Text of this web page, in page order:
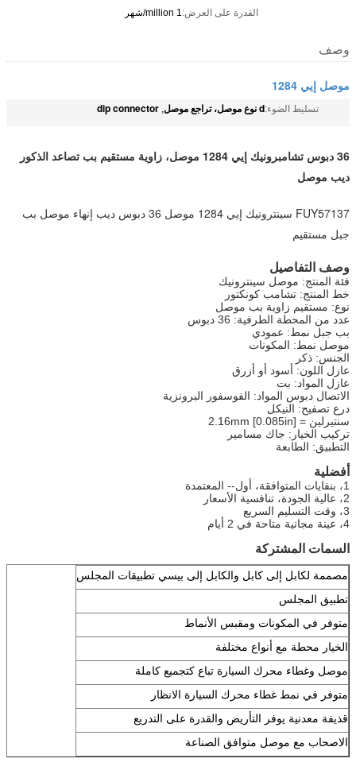
القدرة على العرض:1 million/شهر
وصف
موصل إيي 1284
تسليط الضوء:d نوع موصل، تراجع موصل ,
dip connector
36 دبوس تشامبرونيك إيي 1284 موصل، زاوية مستقيم بب تصاعد الذكور
ديب موصل
FUY57137 سينترونيك إيي 1284 موصل 36 دبوس ديب إنهاء موصل بب
جبل مستقيم
وصف التفاصيل
فئة المنتج: موصل سينترونيك
خط المنتج: تشامب كونكتور
نوع: مستقيم زاوية بب موصل
عدد من المحطة الطرفية: 36 دبوس
بب جبل نمط: عمودي
موصل نمط: المكونات
الجنس: ذكر
عازل اللون: أسود أو أزرق
عازل المواد: بت
الاتصال دبوس المواد: الفوسفور البرونزية
درع تصفيح: النيكل
سنتيرلين = 2.16mm [0.085in]
تركيب الخيار: جاك مسامير
التطبيق: الطابعة
أفضلية
1، بنفايات المتوافقة، أول-- المعتمدة
2، عالية الجودة، تنافسية الأسعار
3، وقت التسليم السريع
4، عينة مجانية متاحة في 2 أيام
السمات المشتركة
مصممة لكابل إلى كابل والكابل إلى بيسي تطبيقات المجلس
تطبيق المجلس
متوفر في المكونات ومقبس الأنماط
الخيار محطة مع أنواع مختلفة
موصل وغطاء محرك السيارة تباع كتجميع كاملة
متوفر في نمط غطاء محرك السيارة الانظار
قذيفة معدنية يوفر التأريض والقدرة على التدريع
الاصحاب مع موصل متوافق الصناعة